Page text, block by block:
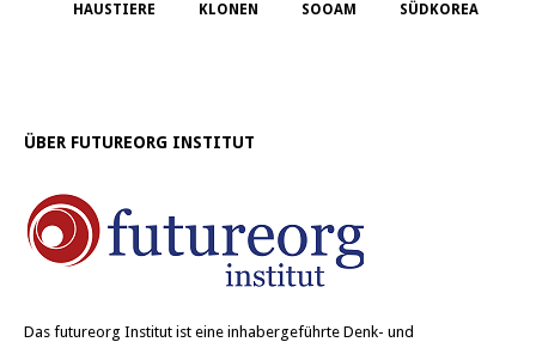
HAUSTIERE KLONEN SOOAM SÜDKOREA
ÜBER FUTUREORG INSTITUT
Das futureorg Institut ist eine inhabergeführte Denk- und